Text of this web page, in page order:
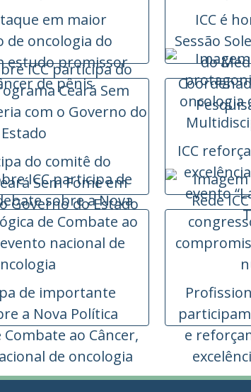
em maior
de oncologia do
estudo promissor
de pênis
ICC é
Sessão
do
do comitê do
Sem Fome em
Governo do Estado
ICC
evento
de importante
a Nova Política
ao Câncer,
de oncologia
e